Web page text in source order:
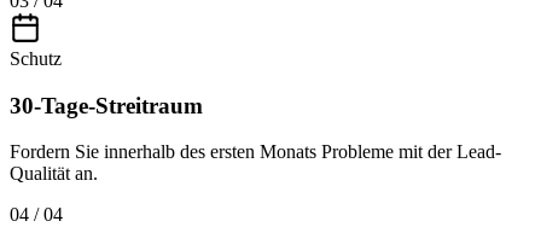
Schutz
30-Tage-Streitraum
Fordern Sie innerhalb des ersten Monats Probleme mit der Lead-
Qualität an.
04 / 04